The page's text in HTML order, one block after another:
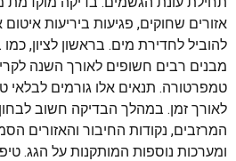
אזורים שחוקים, פגיעות ביריעות איטום
להוביל לחדירת מים. בראשון לציון,
מבנים רבים חשופים לאורך השנה
טמפרטורה. תנאים אלו גורמים לבלאי
לאורך זמן. במהלך הבדיקה חשוב
המרזבים, נקודות החיבור והאזורים
ומערכות נוספות המותקנות על הגג.